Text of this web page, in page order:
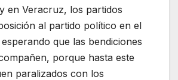
en Veracruz, los partidos
al partido político en el
que las bendiciones
porque hasta este
paralizados con los